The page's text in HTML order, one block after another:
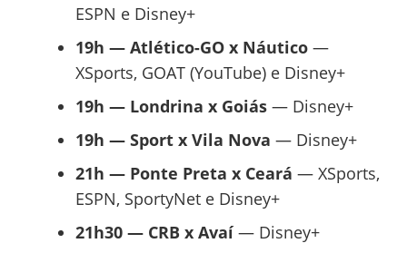
ESPN e Disney+
19h — Atlético-GO x Náutico—
XSports, GOAT (YouTube) e Disney+
19h — Londrina x Goiás— Disney+
19h — Sport x Vila Nova — Disney+
21h — Ponte Preta x Ceará — XSports,
ESPN, SportyNet e Disney+
21h30 — CRB x Avaí— Disney+